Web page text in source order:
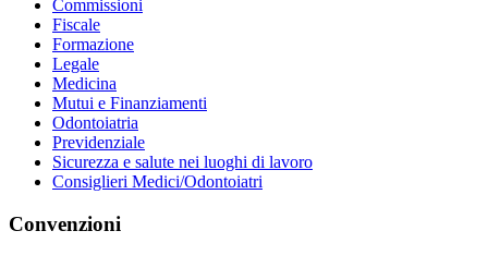
Commissioni
Fiscale
Formazione
Legale
Medicina
Mutui e Finanziamenti
Odontoiatria
Previdenziale
Sicurezza e salute nei luoghi di lavoro
Consiglieri Medici/Odontoiatri
Convenzioni